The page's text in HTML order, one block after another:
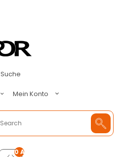
Suche
Mein Konto
0 Artikel - €0,00